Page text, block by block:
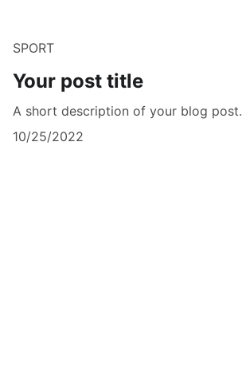
SPORT
Your post title
A short description of your blog post.
10/25/2022